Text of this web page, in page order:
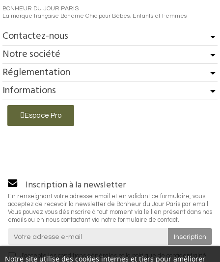
BONHEUR DU JOUR PARIS
La marque française Bohème Chic pour Bébés, Enfants et Femmes
Contactez-nous
Notre société
Réglementation
Informations
Espace Pro
Notre site utilise des cookies internes et tiers pour améliorer
Inscription à la newsletter
En renseignant votre adresse email et en validant ce formulaire, vous
acceptez de recevoir la newsletter de Bonheur du Jour Paris par email.
Vous pouvez vous désinscrire à tout moment via le lien présent dans nos
emails ou en nous contactant via notre formulaire de contact.
J'accepte les conditions générales et la politique de confidentialité.